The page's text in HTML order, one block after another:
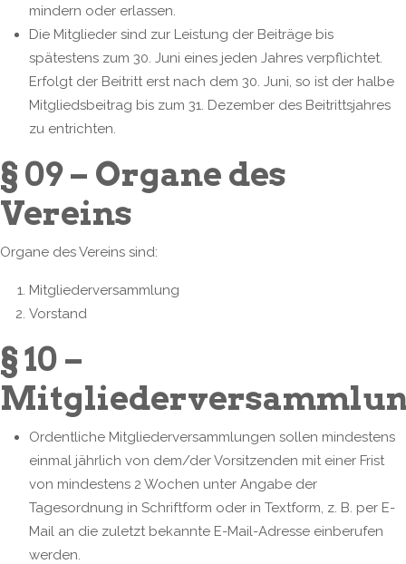
mindern oder erlassen.
Die Mitglieder sind zur Leistung der Beiträge bis
spätestens zum 30. Juni eines jeden Jahres verpflichtet.
Erfolgt der Beitritt erst nach dem 30. Juni, so ist der halbe
Mitgliedsbeitrag bis zum 31. Dezember des Beitrittsjahres
zu entrichten.
§ 09 – Organe des
Vereins
Organe des Vereins sind:
Mitgliederversammlung
Vorstand
§ 10 –
Ordentliche Mitgliederversammlungen sollen mindestens
einmal jährlich von dem/der Vorsitzenden mit einer Frist
von mindestens 2 Wochen unter Angabe der
Tagesordnung in Schriftform oder in Textform, z. B. per E-
Mail an die zuletzt bekannte E-Mail-Adresse einberufen
werden.